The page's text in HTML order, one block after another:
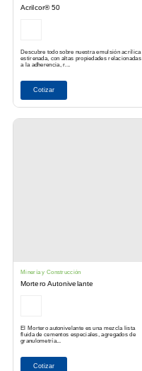
Acrilcor® 50
Descubre todo sobre nuestra emulsión acrílica
estirenada, con altas propiedades relacionadas
a la adherencia, r...
Cotizar
Minería y Construcción
Mortero Autonivelante
El Mortero autonivelante es una mezcla lista
fluida de cementos especiales, agregados de
granulometría...
Cotizar